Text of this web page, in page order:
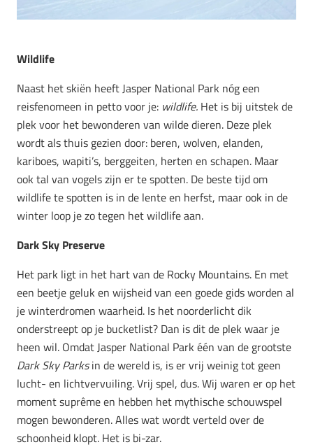
Wildlife
Naast het skiën heeft Jasper National Park nóg een
reisfenomeen in petto voor je: wildlife. Het is bij uitstek de
plek voor het bewonderen van wilde dieren. Deze plek
wordt als thuis gezien door: beren, wolven, elanden,
kariboes, wapiti’s, berggeiten, herten en schapen. Maar
ook tal van vogels zijn er te spotten. De beste tijd om
wildlife te spotten is in de lente en herfst, maar ook in de
winter loop je zo tegen het wildlife aan.
Dark Sky Preserve
Het park ligt in het hart van de Rocky Mountains. En met
een beetje geluk en wijsheid van een goede gids worden al
je winterdromen waarheid. Is het noorderlicht dik
onderstreept op je bucketlist? Dan is dit de plek waar je
heen wil. Omdat Jasper National Park één van de grootste
Dark Sky Parksin de wereld is, is ervrij weinig tot geen
lucht- en lichtvervuiling. Vrij spel, dus.Wij waren er op het
moment suprême en hebben het mythische schouwspel
mogen bewonderen. Alles wat wordt verteld over de
schoonheid klopt. Het is bi-zar.